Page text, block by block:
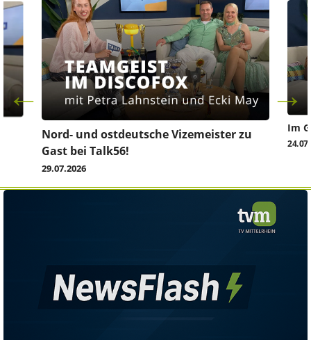
Nord- und ostdeutsche Vizemeister zu
Gast bei Talk56!
29.07.2026
Im